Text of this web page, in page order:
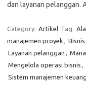
dan layanan pelanggan.
Category: Artikel Tag:
manajemen proyek ,
Layanan pelanggan ,
Mengelola operasi bisnis ,
Sistem manajemen